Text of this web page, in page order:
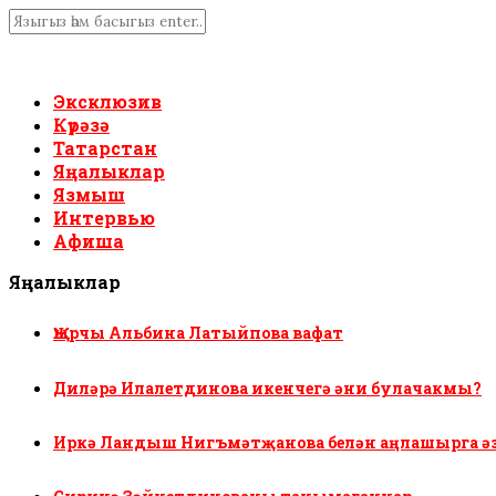
Эксклюзив
Күрәзә
Татарстан
Яңалыклар
Язмыш
Интервью
Афиша
Яңалыклар
Җырчы Альбина Латыйпова вафат
Диләрә Илалетдинова икенчегә әни булачакмы?
Иркә Ландыш Нигъмәтҗанова белән аңлашырга